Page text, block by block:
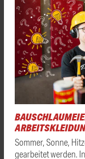
Sommer, Sonne,
gearbeitet werden.